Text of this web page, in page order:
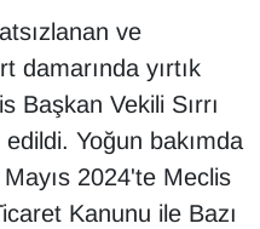
ve
damarında yırtık
Başkan Vekili Sırrı
Yoğun bakımda
2024'te Meclis
Kanunu ile Bazı